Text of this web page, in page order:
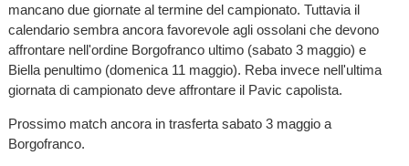
mancano due giornate al termine del campionato. Tuttavia il
calendario sembra ancora favorevole agli ossolani che devono
affrontare nell'ordine Borgofranco ultimo (sabato 3 maggio) e
Biella penultimo (domenica 11 maggio). Reba invece nell'ultima
giornata di campionato deve affrontare il Pavic capolista.
Prossimo match ancora in trasferta sabato 3 maggio a
Borgofranco.